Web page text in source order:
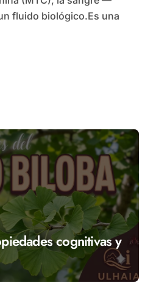
fluido biológico.Es una
cognitivas y